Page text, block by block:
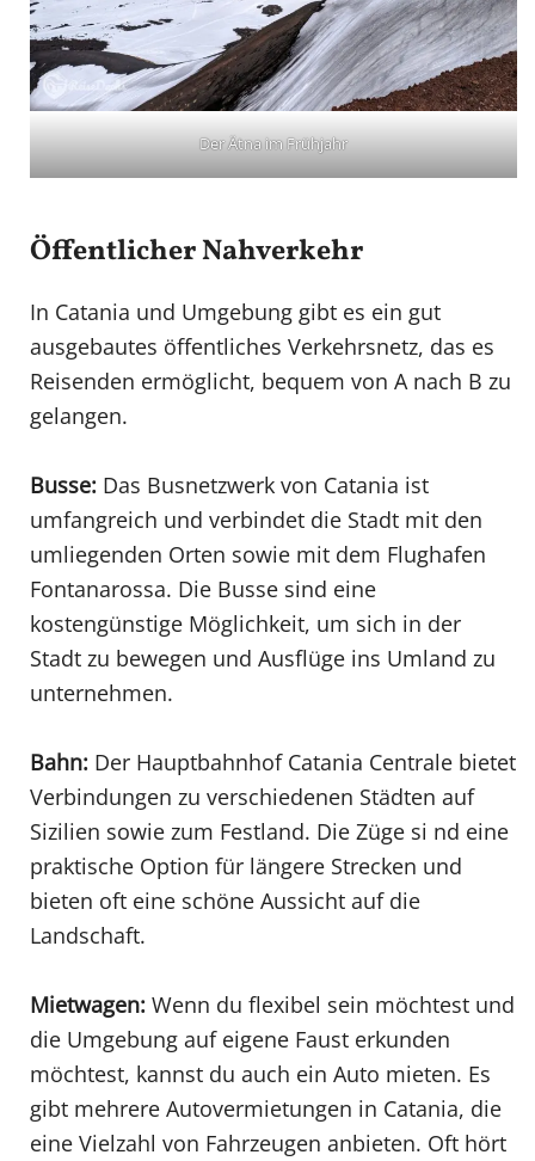
Der Ätna im Frühjahr
Öffentlicher Nahverkehr
In Catania und Umgebung gibt es ein gut
ausgebautes öffentliches Verkehrsnetz, das es
Reisenden ermöglicht, bequem von A nach B zu
gelangen.
Busse: Das Busnetzwerk von Catania ist
umfangreich und verbindet die Stadt mit den
umliegenden Orten sowie mit dem Flughafen
Fontanarossa. Die Busse sind eine
kostengünstige Möglichkeit, um sich in der
Stadt zu bewegen und Ausflüge ins Umland zu
unternehmen.
Bahn:Der Hauptbahnhof Catania Centrale bietet
Verbindungen zu verschiedenen Städten auf
Sizilien sowie zum Festland. Die Züge si nd eine
praktische Option für längere Strecken und
bieten oft eine schöne Aussicht auf die
Landschaft.
Mietwagen:Wenn du flexibel sein möchtest und
die Umgebung auf eigene Faust erkunden
möchtest, kannst du auch ein Auto mieten. Es
gibt mehrere Autovermietungen in Catania, die
eine Vielzahl von Fahrzeugen anbieten. Oft hört